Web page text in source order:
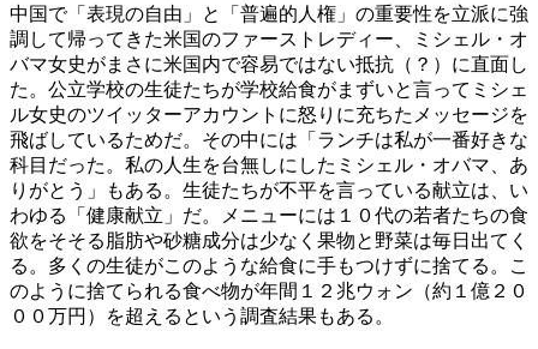
中国で「表現の自由」と「普遍的人権」の重要性を立派に強
調して帰ってきた米国のファーストレディー、ミシェル・オ
バマ女史がまさに米国内で容易ではない抵抗（？）に直面し
た。公立学校の生徒たちが学校給食がまずいと言ってミシェ
ル女史のツイッターアカウントに怒りに充ちたメッセージを
飛ばしているためだ。その中には「ランチは私が一番好きな
科目だった。私の人生を台無しにしたミシェル・オバマ、あ
りがとう」もある。生徒たちが不平を言っている献立は、い
わゆる「健康献立」だ。メニューには１０代の若者たちの食
欲をそそる脂肪や砂糖成分は少なく果物と野菜は毎日出てく
る。多くの生徒がこのような給食に手もつけずに捨てる。こ
のように捨てられる食べ物が年間１２兆ウォン（約１億２０
００万円）を超えるという調査結果もある。